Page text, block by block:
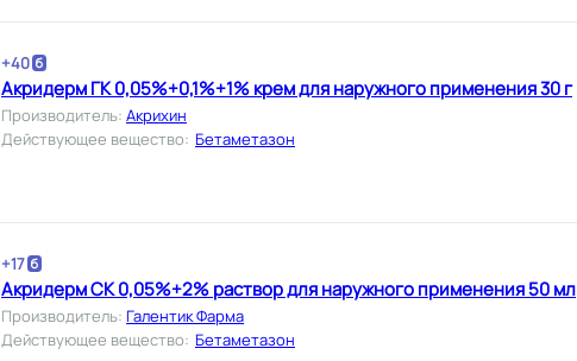
+40
Акридерм ГК 0,05%+0,1%+1% крем для наружного применения 30 г
Производитель: Акрихин
Действующее вещество: Бетаметазон
+17
Акридерм СК 0,05%+2% раствор для наружного применения 50 мл
Производитель: Галентик Фарма
Действующее вещество: Бетаметазон